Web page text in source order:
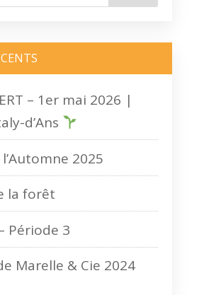
– 1er mai 2026 |
d’Ans
2025
la forêt
Période 3
Marelle & Cie 2024